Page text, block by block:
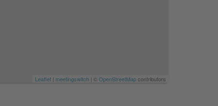
Leaflet | meetingswitch | ©OpenStreetMapcontributors